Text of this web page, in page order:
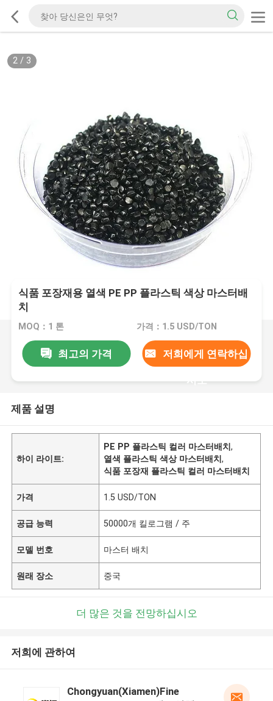
2/ 3
식품 포장재용 열색 PE PP 플라스틱 색상 마스터배
치
MOQ：1 톤 가격：1.5 USD/TON
최고의 가격 저희에게 연락하십
시오
제품 설명
하이 라이트:
PE PP 플라스틱 컬러 마스터배치,
열색 플라스틱 색상 마스터배치,
식품 포장재 플라스틱 컬러 마스터배치
가격 1.5 USD/TON
공급 능력 50000개 킬로그램 / 주
모델 번호 마스터 배치
원래 장소 중국
더 많은 것을 전망하십시오
저희에 관하여
Chongyuan(Xiamen)Fine